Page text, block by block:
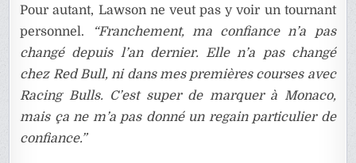
Pour autant, Lawson ne veut pas y voir un tournant
personnel.
“Franchement, ma confiance n’a pas
changé depuis l’an dernier. Elle n’a pas changé
chez Red Bull, ni dans mes premières courses avec
Racing Bulls. C’est super de marquer à Monaco,
mais ça ne m’a pas donné un regain particulier de
confiance.”